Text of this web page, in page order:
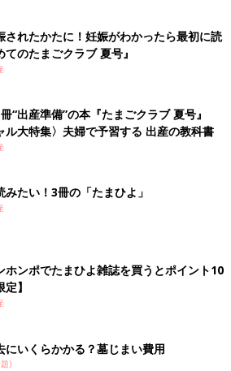
されたかたに！妊娠がわかったら最初に読
てのたまごクラブ 夏号』
“出産準備”の本『たまごクラブ 夏号』
ル大特集〉夫婦で予習する 出産の教科書
みたい！3冊の「たまひよ」
ホンポでたまひよ雑誌を買うとポイント10
】
にいくらかかる？墓じまい費用
)